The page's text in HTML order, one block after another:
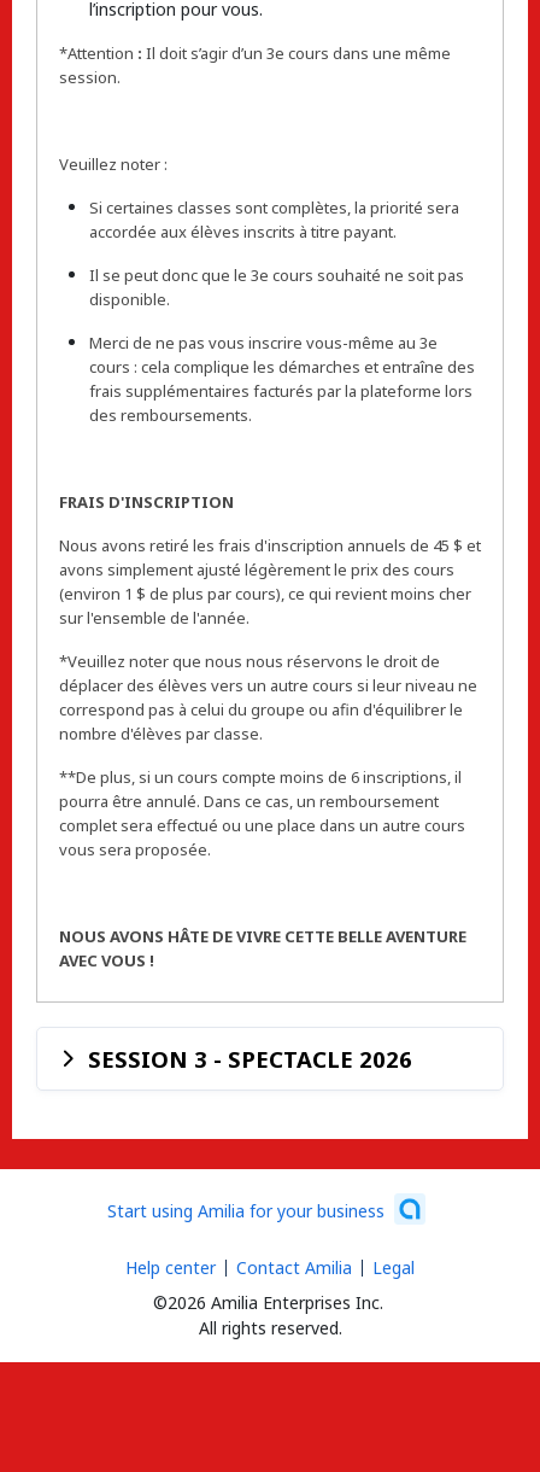
l’inscription pour vous.
*Attention : Il doit s’agir d’un 3e cours dans une même
session.
Veuillez noter :
Si certaines classes sont complètes, la priorité sera
accordée aux élèves inscrits à titre payant.
Il se peut donc que le 3e cours souhaité ne soit pas
disponible.
Merci de ne pas vous inscrire vous-même au 3e
cours : cela complique les démarches et entraîne des
frais supplémentaires facturés par la plateforme lors
des remboursements.
FRAIS D'INSCRIPTION
Nous avons retiré les frais d'inscription annuels de 45 $ et
avons simplement ajusté légèrement le prix des cours
(environ 1 $ de plus par cours), ce qui revient moins cher
sur l'ensemble de l'année.
*Veuillez noter que nous nous réservons le droit de
déplacer des élèves vers un autre cours si leur niveau ne
correspond pas à celui du groupe ou afin d'équilibrer le
nombre d'élèves par classe.
**De plus, si un cours compte moins de 6 inscriptions, il
pourra être annulé. Dans ce cas, un remboursement
complet sera effectué ou une place dans un autre cours
vous sera proposée.
NOUS AVONS HÂTE DE VIVRE CETTE BELLE AVENTURE
AVEC VOUS !
SESSION 3 - SPECTACLE 2026
Start using Amilia for your business
©2026 Amilia Enterprises Inc.
All rights reserved.
Help center Contact Amilia Legal